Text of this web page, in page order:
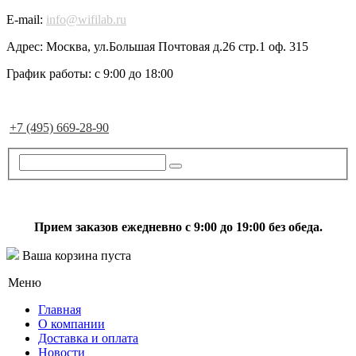
E-mail: info@wifilab.ru
Адрес: Москва, ул.Большая Почтовая д.26 стр.1 оф. 315
График работы: с 9:00 до 18:00
+7 (495) 669-28-90
Прием заказов ежедневно с 9:00 до 19:00 без обеда.
Ваша корзина пуста
Меню
Главная
О компании
Доставка и оплата
Новости